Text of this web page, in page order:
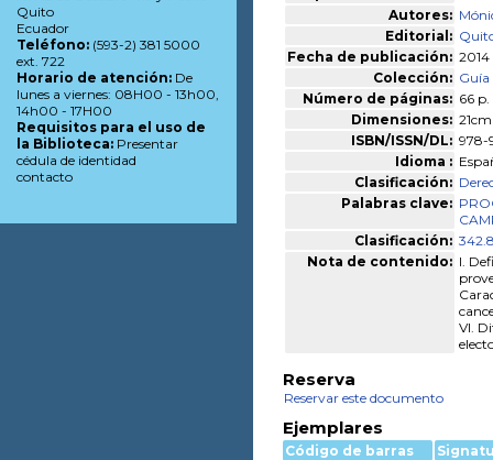
Autores:
Editorial:
Fecha de publicación: 2014
Colección: Guía
Número de páginas: 66 p.
Dimensiones: 21cm
ISBN/ISSN/DL: 978-
Idioma :
Clasificación:
Palabras clave:
Clasificación:
Nota de contenido: I.
VI.
Reserva
Reservar este documento
Ejemplares
Código de barras
Quito
Ecuador
Teléfono: (593-2) 381 5000
ext. 722
Horario de atención: De
lunes a viernes: 08H00 - 13h00,
14h00 - 17H00
Requisitos para el uso de
la Biblioteca: Presentar
cédula de identidad
contacto